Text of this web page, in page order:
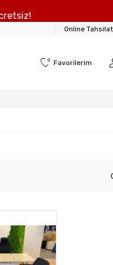
Online Tahsilat
0 Favorilerim